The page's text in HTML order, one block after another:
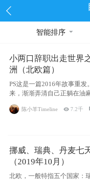
智能排序
小两口辞职出走世界
洲（北欧篇）
PS这是一篇2016年故事重发
来，渐渐弄清自己正躺在油
馆
陈小羊Timeline 7.2千
挪威、瑞典、丹麦七
（2019年10月）
北欧，一般特指五个国家：